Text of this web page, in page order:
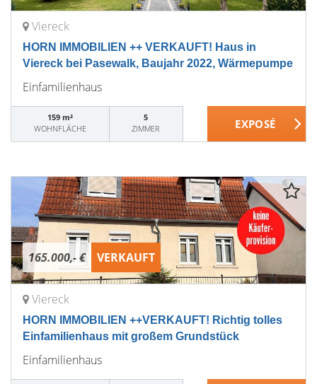
Viereck
HORN IMMOBILIEN ++ VERKAUFT! Haus in
Viereck bei Pasewalk, Baujahr 2022, Wärmepumpe
Einfamilienhaus
159 m²
WOHNFLÄCHE
5
ZIMMER
165.000,- € VERKAUFT
Viereck
HORN IMMOBILIEN ++VERKAUFT! Richtig tolles
Einfamilienhaus mit großem Grundstück
Einfamilienhaus